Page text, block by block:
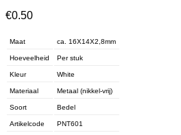
€0.50
Maat ca. 16X14X2,8mm
Hoeveelheid Per stuk
Kleur White
Materiaal Metaal (nikkel-vrij)
Soort Bedel
Artikelcode PNT601